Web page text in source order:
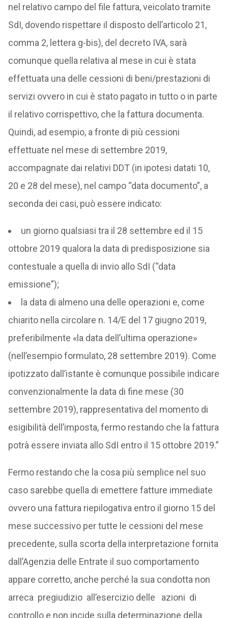
nel relativo campo del file fattura, veicolato tramite
SdI, dovendo rispettare il disposto dell’articolo 21,
comma 2, lettera g-bis), del decreto IVA, sarà
comunque quella relativa al mese in cui è stata
effettuata una delle cessioni di beni/prestazioni di
servizi ovvero in cui è stato pagato in tutto o in parte
il relativo corrispettivo, che la fattura documenta.
Quindi, ad esempio, a fronte di più cessioni
effettuate nel mese di settembre 2019,
accompagnate dai relativi DDT (in ipotesi datati 10,
20 e 28 del mese), nel campo “data documento”, a
seconda dei casi, può essere indicato:
un giorno qualsiasi tra il 28 settembre ed il 15
ottobre 2019 qualora la data di predisposizione sia
contestuale a quella di invio allo SdI (“data
emissione”);
la data di almeno una delle operazioni e, come
chiarito nella circolare n. 14/E del 17 giugno 2019,
preferibilmente «la data dell’ultima operazione»
(nell’esempio formulato, 28 settembre 2019). Come
ipotizzato dall’istante è comunque possibile indicare
convenzionalmente la data di fine mese (30
settembre 2019), rappresentativa del momento di
esigibilità dell’imposta, fermo restando che la fattura
potrà essere inviata allo SdI entro il 15 ottobre 2019.”
Fermo restando che la cosa più semplice nel suo
caso sarebbe quella di emettere fatture immediate
ovvero una fattura riepilogativa entro il giorno 15 del
mese successivo per tutte le cessioni del mese
precedente, sulla scorta della interpretazione fornita
dall’Agenzia delle Entrate il suo comportamento
appare corretto, anche perché la sua condotta non
arreca pregiudizio all’esercizio delle azioni di
controllo e non incide sulla determinazione della